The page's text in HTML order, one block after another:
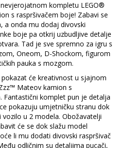
kompletu LEGO®
s raspršivačem boje! Zabavi se
a onda mu dodaj divovski
boje pa otkrij uzbudljive detalje
Tad je sve spremno za igru s
Oneom, D-Shockom, figurom
pauka s mozgom.
će kreativnost u sjajnom
Mateov kamion s
Fantastični komplet pun je detalja
pokazuju umjetničku stranu dok
u 2 modela. Obožavatelji
će se dok slažu model
li mu dodati divovski raspršivač
odličnim su detaljima pucači,